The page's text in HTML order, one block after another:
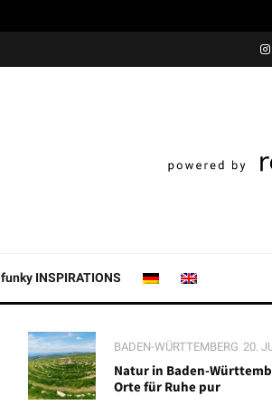
funky INSPIRATIONS
BADEN-WÜRTTEMBERG 20.
Natur in Baden-
Orte für Ruhe pur